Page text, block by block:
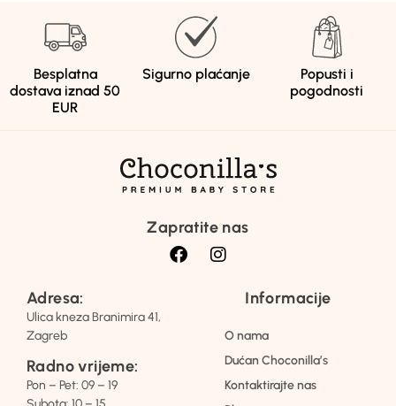
Besplatna
dostava iznad 50
EUR
Sigurno plaćanje
Popusti i
pogodnosti
Zapratite nas
Adresa:
Ulica kneza Branimira 41,
Zagreb
Radno vrijeme:
Pon – Pet: 09 – 19
Informacije
O nama
Dućan Choconilla’s
Kontaktirajte nas